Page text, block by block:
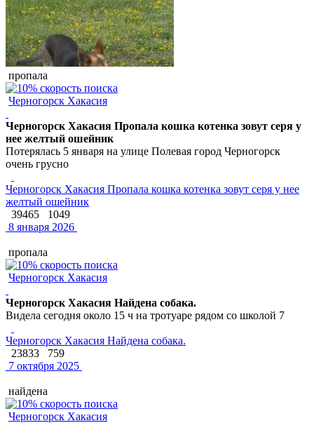
пропала
Черногорск Хакасия
Черногорск Хакасия Пропала кошка котенка зовут серя у
нее желтый ошейник
Потерялась 5 января на улице Полевая город Черногорск
очень грусно
Черногорск Хакасия Пропала кошка котенка зовут серя у нее
желтый ошейник
39465
1049
8 января 2026
пропала
Черногорск Хакасия
Черногорск Хакасия Найдена собака.
Видела сегодня около 15 ч на тротуаре рядом со школой 7
Черногорск Хакасия Найдена собака.
23833
759
7 октября 2025
найдена
Черногорск Хакасия